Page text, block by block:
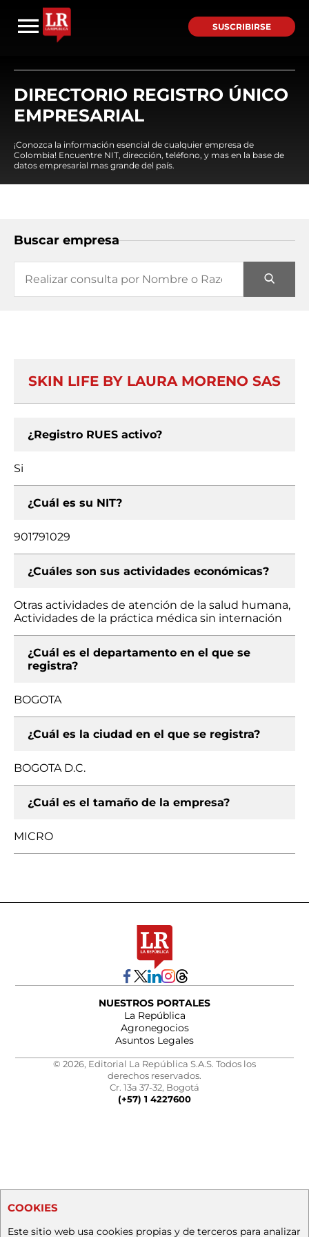
SUSCRIBIRSE
DIRECTORIO REGISTRO ÚNICO
EMPRESARIAL
¡Conozca la información esencial de cualquier empresa de
Colombia! Encuentre NIT, dirección, teléfono, y mas en la base de
datos empresarial mas grande del país.
Buscar empresa
SKIN LIFE BY LAURA MORENO SAS
¿Registro RUES activo?
Si
¿Cuál es su NIT?
901791029
¿Cuáles son sus actividades económicas?
Otras actividades de atención de la salud humana,
Actividades de la práctica médica sin internación
¿Cuál es el departamento en el que se
registra?
BOGOTA
¿Cuál es la ciudad en el que se registra?
BOGOTA D.C.
¿Cuál es el tamaño de la empresa?
MICRO
NUESTROS PORTALES
La República
Agronegocios
Asuntos Legales
© 2026, Editorial La República S.A.S. Todos los
derechos reservados.
Cr. 13a 37-32, Bogotá
(+57) 1 4227600
COOKIES
Este sitio web usa cookies propias y de terceros para analizar